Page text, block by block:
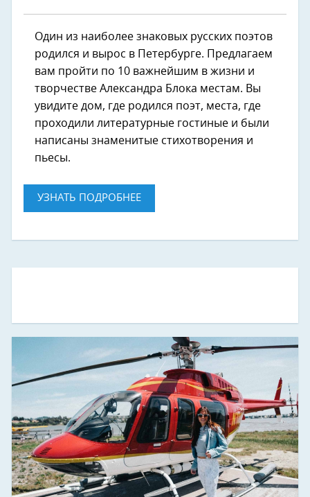
Один из наиболее знаковых русских поэтов
родился и вырос в Петербурге. Предлагаем
вам пройти по 10 важнейшим в жизни и
творчестве Александра Блока местам. Вы
увидите дом, где родился поэт, места, где
проходили литературные гостиные и были
написаны знаменитые стихотворения и
пьесы.
УЗНАТЬ ПОДРОБНЕЕ